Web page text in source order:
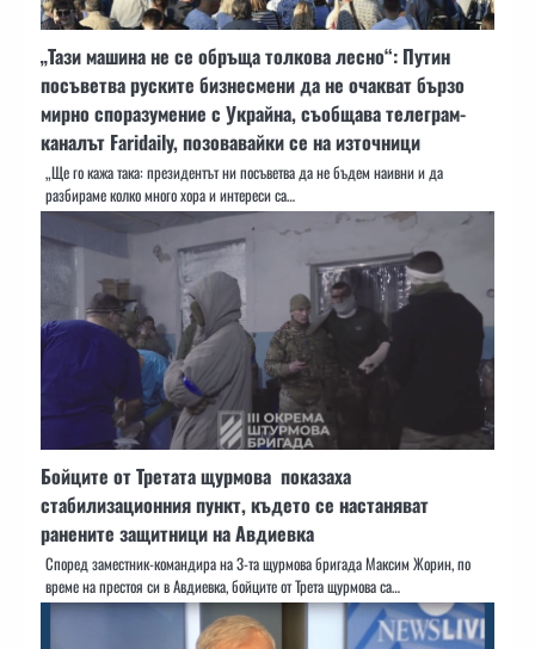
„Тази машина не се обръща толкова лесно“: Путин
посъветва руските бизнесмени да не очакват бързо
мирно споразумение с Украйна, съобщава телеграм-
каналът Faridaily, позовавайки се на източници
„Ще го кажа така: президентът ни посъветва да не бъдем наивни и да
разбираме колко много хора и интереси са…
Бойците от Третата щурмова показаха
стабилизационния пункт, където се настаняват
ранените защитници на Авдиевка
Според заместник-командира на 3-та щурмова бригада Максим Жорин, по
време на престоя си в Авдиевка, бойците от Трета щурмова са…